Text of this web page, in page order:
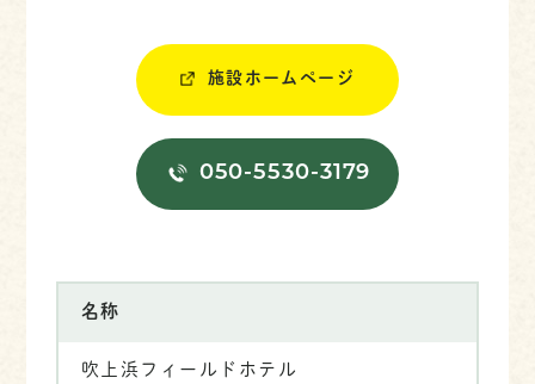
施設ホームページ
050-5530-3179
名称
吹上浜フィールドホテル